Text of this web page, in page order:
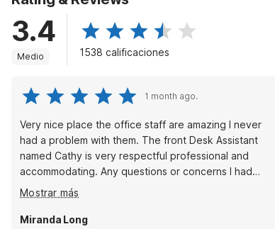
3.4
Medio 1538 calificaciones
1 month ago.
Very nice place the office staff are amazing I never
had a problem with them. The front Desk Assistant
named Cathy is very respectful professional and
accommodating. Any questions or concerns I had
she was always helpful and understanding. Resolved
in no time flat. She is amazing and a hard working
professional. I definitely recommend this hotel and
Mostrar más
Miranda Long